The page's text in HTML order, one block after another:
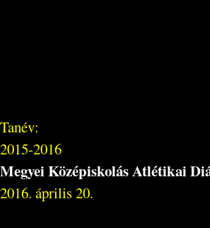
Tanév:
2015-2016
Megyei Középiskolás Atlétikai
2016. április 20.